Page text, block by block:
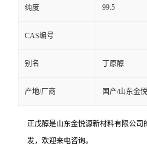
纯度 99.5
CAS编号
别名 丁原醇
产地/厂商 国产/山东金
正戊醇是山东金悦源新材料有限公司
发，欢迎来电咨询。